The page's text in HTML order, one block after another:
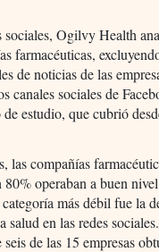
sociales, Ogilvy Health
farmacéuticas,
de noticias de las
canales sociales de
estudio, que cubrió
las compañías
operaban a buen
más débil fue la
salud en las redes
de las 15 empresas